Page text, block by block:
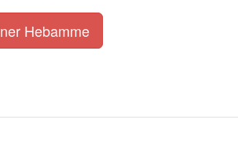
Hebamme